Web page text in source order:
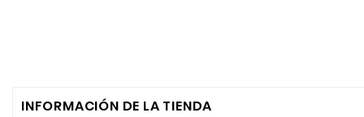
INFORMACIÓN DE LA TIENDA